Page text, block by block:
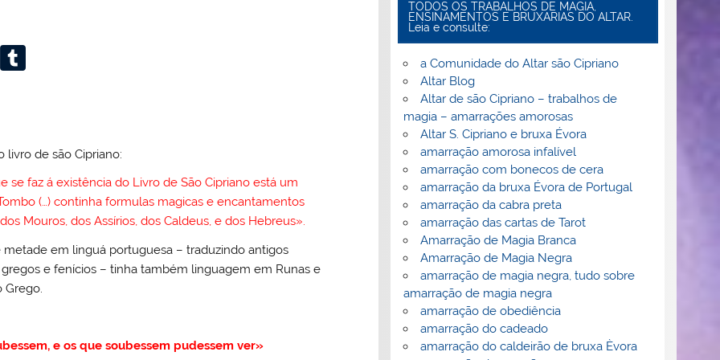
Li
r
livro de são Cipriano:
se faz á existência do Livro de São Cipriano está um
(…) continha formulas magicas e encantamentos
Mouros, dos Assírios, dos Caldeus, e dos Hebreus».
metade em linguá portuguesa – traduzindo antigos
e fenícios – tinha também linguagem em Runas e
Grego.
e os que soubessem pudessem ver»
TODOS OS TRABALHOS DE MAGIA,
ENSINAMENTOS E BRUXARIAS DO ALTAR.
Leia e consulte:
a Comunidade do Altar são Cipriano
Altar Blog
Altar de são Cipriano – trabalhos de
magia – amarrações amorosas
Altar S. Cipriano e bruxa Évora
amarração amorosa infalível
amarração com bonecos de cera
amarração da bruxa Évora de Portugal
amarração da cabra preta
amarração das cartas de Tarot
Amarração de Magia Branca
Amarração de Magia Negra
amarração de magia negra, tudo sobre
amarração de magia negra
amarração de obediência
amarração do cadeado
amarração do caldeirão de bruxa Èvora